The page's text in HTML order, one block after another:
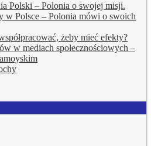
Polski – Polonia o swojej misji.
w Polsce – Polonia mówi o swoich
żeby mieć efekty?
w mediach społecznościowych –